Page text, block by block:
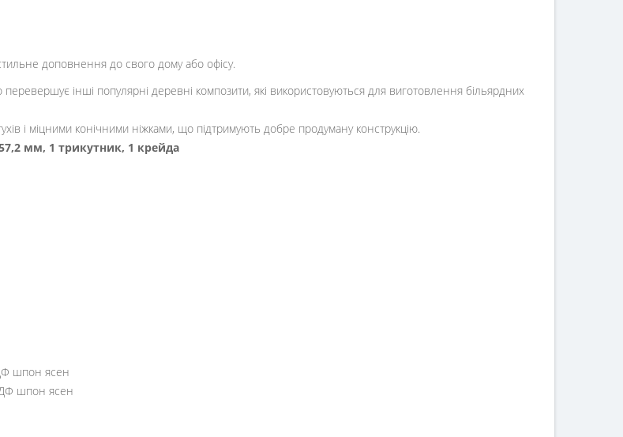
доповнення до свого дому або офісу.
перевершує інші популярні деревні композити, які використовуються для виготовлення більярдних
і міцними конічними ніжками, що підтримують добре продуману конструкцію.
мм, 1 трикутник, 1 крейда
шпон ясен
шпон ясен